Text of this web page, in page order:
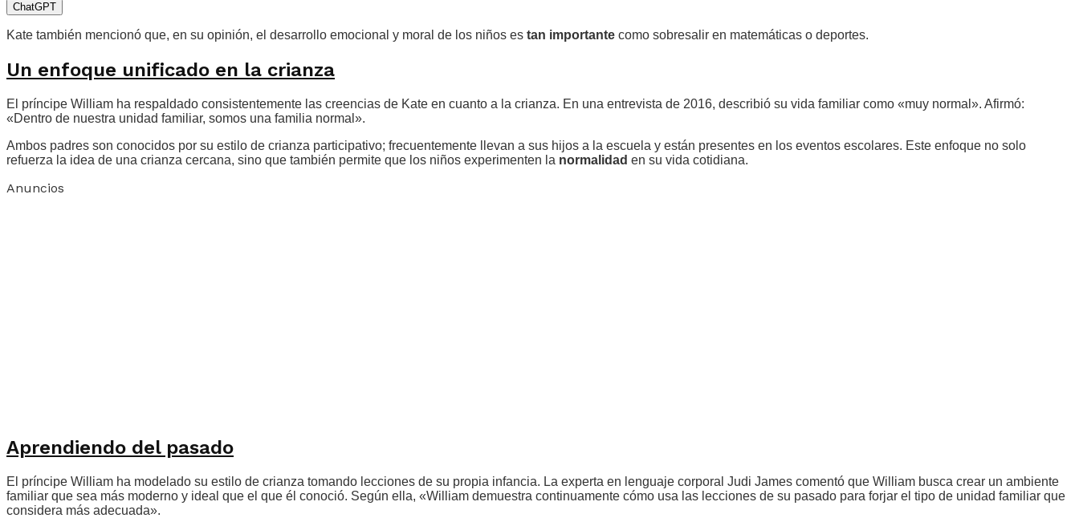
ChatGPT
Kate también mencionó que, en su opinión, el desarrollo emocional y moral de los niños es tan importante como sobresalir en matemáticas o deportes.
Un enfoque unificado en la crianza
El príncipe William ha respaldado consistentemente las creencias de Kate en cuanto a la crianza. En una entrevista de 2016, describió su vida familiar como «muy normal». Afirmó:
«Dentro de nuestra unidad familiar, somos una familia normal».
Ambos padres son conocidos por su estilo de crianza participativo; frecuentemente llevan a sus hijos a la escuela y están presentes en los eventos escolares. Este enfoque no solo
refuerza la idea de una crianza cercana, sino que también permite que los niños experimenten la normalidad en su vida cotidiana.
Anuncios
Aprendiendo del pasado
El príncipe William ha modelado su estilo de crianza tomando lecciones de su propia infancia. La experta en lenguaje corporal Judi James comentó que William busca crear un ambiente
familiar que sea más moderno y ideal que el que él conoció. Según ella, «William demuestra continuamente cómo usa las lecciones de su pasado para forjar el tipo de unidad familiar que
considera más adecuada».